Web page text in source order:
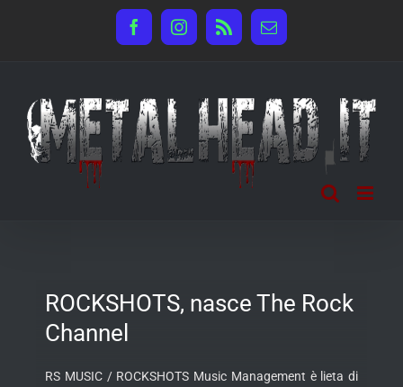
FacebookInstagram
Rss Email
ROCKSHOTS, nasce The Rock
Channel
RS MUSIC / ROCKSHOTS Music Management è lieta di